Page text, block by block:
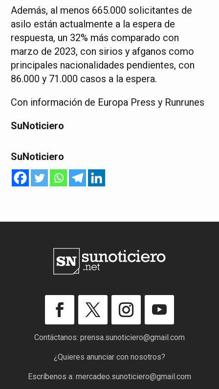
Además, al menos 665.000 solicitantes de
asilo están actualmente a la espera de
respuesta, un 32% más comparado con
marzo de 2023, con sirios y afganos como
principales nacionalidades pendientes, con
86.000 y 71.000 casos a la espera.
Con información de Europa Press y Runrunes
SuNoticiero
SuNoticiero
Contáctanos: prensa.sunoticiero@gmail.com
¿Quieres anunciar con nosotros?
Escríbenos a: mercadeo.sunoticiero@gmail.com